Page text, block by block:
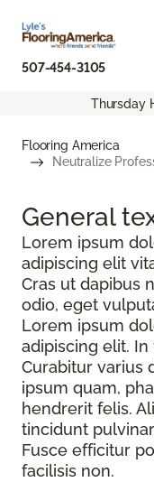
507-454-3105
Thursday
Flooring America
Neutralize
General
Lorem ipsum
adipiscing elit
Cras ut dapibus
odio, eget
Lorem ipsum
adipiscing elit.
Curabitur varius
ipsum quam,
hendrerit felis.
tincidunt
Fusce efficitur
facilisis non.